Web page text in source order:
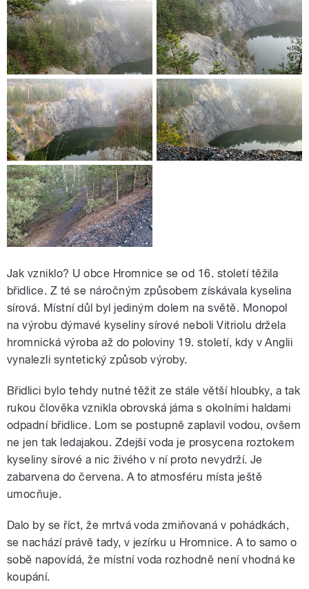
Jak vzniklo? U obce Hromnice se od 16. století těžila
břidlice. Z té se náročným způsobem získávala kyselina
sírová. Místní důl byl jediným dolem na světě. Monopol
na výrobu dýmavé kyseliny sírové neboli Vitriolu držela
hromnická výroba až do poloviny 19. století, kdy v Anglii
vynalezli syntetický způsob výroby.
Břidlici bylo tehdy nutné těžit ze stále větší hloubky, a tak
rukou člověka vznikla obrovská jáma s okolními haldami
odpadní břidlice. Lom se postupně zaplavil vodou, ovšem
ne jen tak ledajakou. Zdejší voda je prosycena roztokem
kyseliny sírové a nic živého v ní proto nevydrží. Je
zabarvena do červena. A to atmosféru místa ještě
umocňuje.
Dalo by se říct, že mrtvá voda zmiňovaná v pohádkách,
se nachází právě tady, v jezírku u Hromnice. A to samo o
sobě napovídá, že místní voda rozhodně není vhodná ke
koupání.